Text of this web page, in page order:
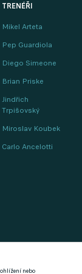
TRENÉŘI
Mikel Arteta
Pep Guardiola
Diego Simeone
Brian Priske
Jindřich
Trpišovský
Miroslav Koubek
Carlo Ancelotti
nebo